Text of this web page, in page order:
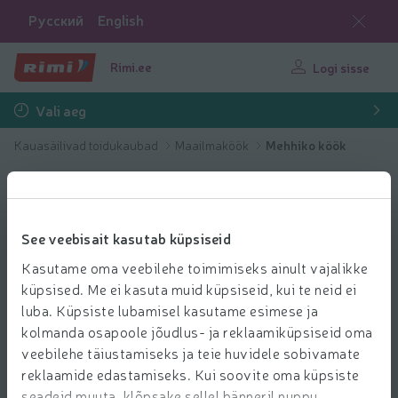
See veebisait kasutab küpsiseid
Kasutame oma veebilehe toimimiseks ainult vajalikke
küpsised. Me ei kasuta muid küpsiseid, kui te neid ei
luba. Küpsiste lubamisel kasutame esimese ja
kolmanda osapoole jõudlus- ja reklaamiküpsiseid oma
veebilehe täiustamiseks ja teie huvidele sobivamate
reklaamide edastamiseks. Kui soovite oma küpsiste
Русский English
Rimi.ee Logi sisse
Vali aeg
Kauasäilivad toidukaubad Maailmaköök Mehhiko köök